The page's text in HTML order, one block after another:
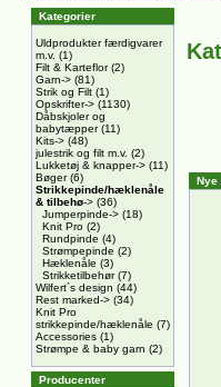
Kategorier
Uldprodukter færdigvarer
m.v. (1)
Filt & Karteflor(2)
Garn-> (81)
Strik og Filt (1)
Opskrifter-> (1130)
Dåbskjoler og
babytæpper(11)
Kits-> (48)
julestrik og filt m.v. (2)
Lukketøj & knapper-> (11)
Bøger(6)
Strikkepinde/hæklenåle
& tilbehø-> (36)
Jumperpinde-> (18)
Knit Pro (2)
Rundpinde (4)
Strømpepinde (2)
Hæklenåle (3)
Strikketilbehør(7)
Wilfert´s design (44)
Rest marked-> (34)
Knit Pro
strikkepinde/hæklenåle (7)
Accessories (1)
Strømpe & baby garn (2)
Producenter
Nye